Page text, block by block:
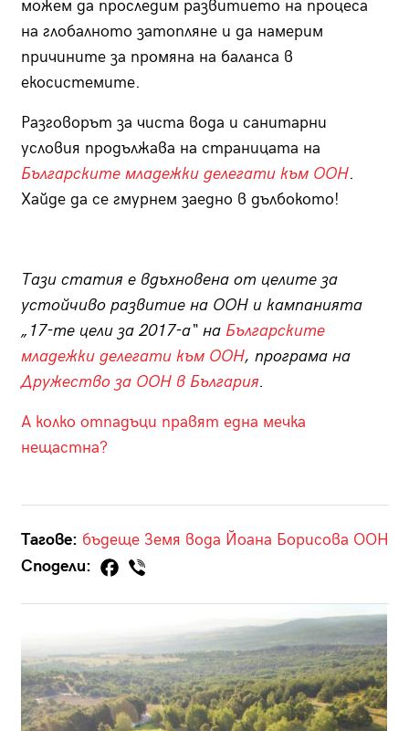
можем да проследим развитието на процеса
на глобалното затопляне и да намерим
причините за промяна на баланса в
екосистемите.
Разговорът за чиста вода и санитарни
условия продължава на страницата на
Българските младежки делегати към ООН.
Хайде да се гмурнем заедно в дълбокото!
Тази статия е вдъхновена от целите за
устойчиво развитие на ООН и кампанията
„17-те цели за 2017-а“ на Българските
младежки делегати към ООН, програма на
Дружество за ООН в България.
А колко отпадъци правят една мечка
нещастна?
Тагове: бъдеще Земя вода Йоана Борисова ООН
Сподели: